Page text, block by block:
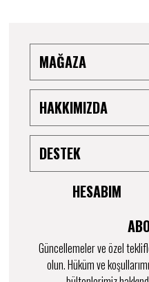
MAĞAZA
HAKKIMIZDA
DESTEK
HESABIM
Güncellemeler ve özel
olun. Hüküm ve